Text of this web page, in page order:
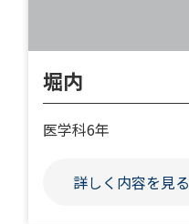
堀内
医学科6年
詳しく内容を見る